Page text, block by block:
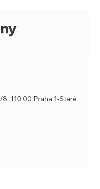
110 00 Praha 1-Staré